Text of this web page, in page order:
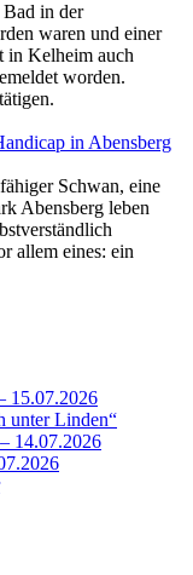
Bad in der
waren und einer
in Kelheim auch
worden.
in Abensberg
Schwan, eine
Abensberg leben
allem eines: ein
15.07.2026
unter Linden“
14.07.2026